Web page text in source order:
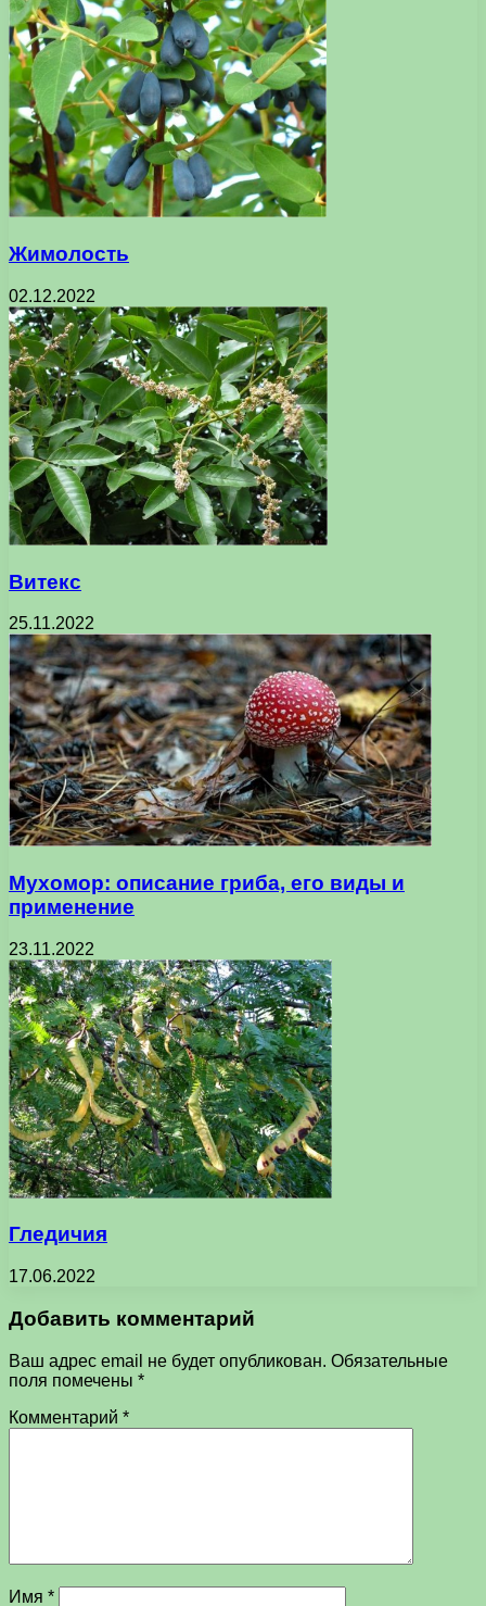
Жимолость
02.12.2022
Витекс
25.11.2022
Мухомор: описание гриба, его виды и
применение
23.11.2022
Гледичия
17.06.2022
Добавить комментарий
Ваш адрес email не будет опубликован. Обязательные
поля помечены *
Комментарий *
Имя *